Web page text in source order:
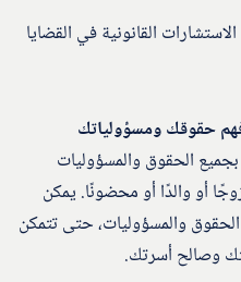
القانونية في القضايا
حقوقك ومسؤولياتك
الحقوق والمسؤوليات
أو والدًا أو محضونًا. يمكن
والمسؤوليات، حتى تتمكن
وصالح أسرتك.